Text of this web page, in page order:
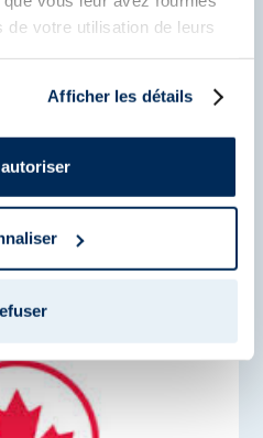
votre utilisation de leurs
Afficher les détails
Olympic